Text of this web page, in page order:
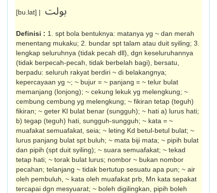
[bu.lat] | بولت
Definisi : 1. spt bola bentuknya: matanya yg ~ dan merah
menentang mukaku; 2. bundar spt talam atau duit syiling; 3.
lengkap seluruhnya (tidak pecah dll), dgn keseluruhannya
(tidak berpecah-pecah, tidak berbelah bagi), bersatu,
berpadu: seluruh rakyat berdiri ~ di belakangnya;
kepercayaan yg ~; ~ bujur = ~ panjang = ~ telur bulat
memanjang (lonjong); ~ cekung lekuk yg melengkung; ~
cembung cembung yg melengkung; ~ fikiran tetap (teguh)
fikiran; ~ geter Kl bulat benar (sungguh); ~ hati a) lurus hati;
b) tegap (teguh) hati, sungguh-sungguh; ~ kata = ~
muafakat semuafakat, seia; ~ leting Kd betul-betul bulat; ~
lurus panjang bulat spt buluh; ~ mata biji mata; ~ pipih bulat
dan pipih (spt duit syiling); ~ suara semuafakat; ~ tekad
tetap hati; ~ torak bulat lurus; nombor ~ bukan nombor
pecahan; telanjang ~ tidak bertutup sesuatu apa pun; ~ air
oleh pembuluh, ~ kata oleh muafakat prb, Mn kata sepakat
tercapai dgn mesyuarat; ~ boleh digilingkan, pipih boleh